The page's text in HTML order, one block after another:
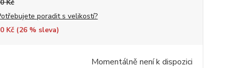
Kč
poradit s velikostí?
Kč (26% sleva)
Momentálně není k dispozici